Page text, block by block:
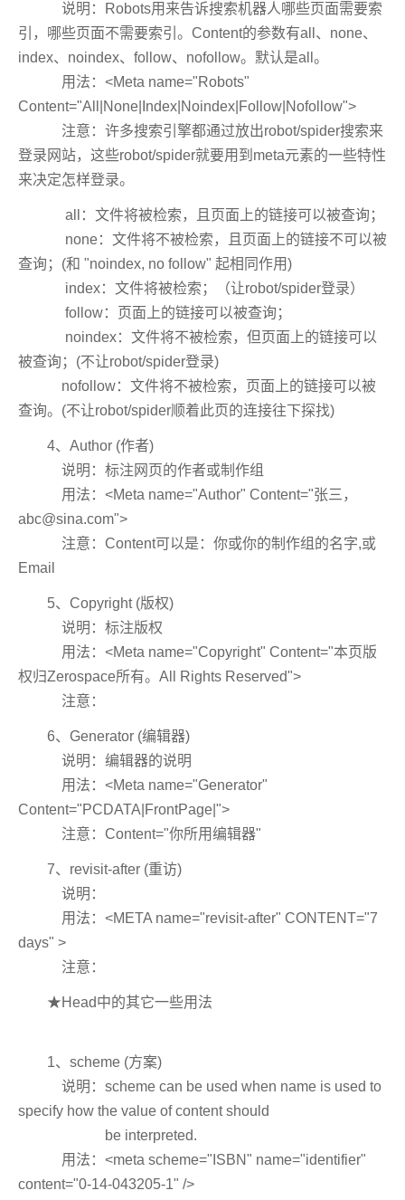
说明：Robots用来告诉搜索机器人哪些页面需要索
引，哪些页面不需要索引。Content的参数有all、none、
index、noindex、follow、nofollow。默认是all。
用法：<Meta name="Robots"
Content="All|None|Index|Noindex|Follow|Nofollow">
注意：许多搜索引擎都通过放出robot/spider搜索来
登录网站，这些robot/spider就要用到meta元素的一些特性
来决定怎样登录。
all：文件将被检索，且页面上的链接可以被查询；
none：文件将不被检索，且页面上的链接不可以被
查询；(和 "noindex, no follow" 起相同作用)
index：文件将被检索；（让robot/spider登录）
follow：页面上的链接可以被查询；
noindex：文件将不被检索，但页面上的链接可以
被查询；(不让robot/spider登录)
nofollow：文件将不被检索，页面上的链接可以被
查询。(不让robot/spider顺着此页的连接往下探找)
4、Author (作者)
说明：标注网页的作者或制作组
用法：<Meta name="Author" Content="张三，
abc@sina.com">
注意：Content可以是：你或你的制作组的名字,或
Email
5、Copyright (版权)
说明：标注版权
用法：<Meta name="Copyright" Content="本页版
权归Zerospace所有。All Rights Reserved">
注意：
6、Generator (编辑器)
说明：编辑器的说明
用法：<Meta name="Generator"
Content="PCDATA|FrontPage|">
注意：Content="你所用编辑器"
7、revisit-after (重访)
说明：
用法：<META name="revisit-after" CONTENT="7
days" >
注意：
★Head中的其它一些用法
1、scheme (方案)
说明：scheme can be used when name is used to
specify how the value of content should
be interpreted.
用法：<meta scheme="ISBN" name="identifier"
content="0-14-043205-1" />